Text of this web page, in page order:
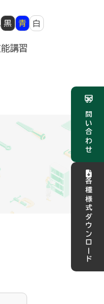
黒 青 白
能講習
お問い合わせ
各種様式ダウンロード